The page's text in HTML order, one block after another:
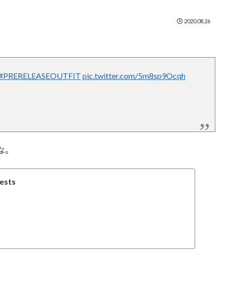
2020.08.26
pic.twitter.com/5m8sp9Ocqh